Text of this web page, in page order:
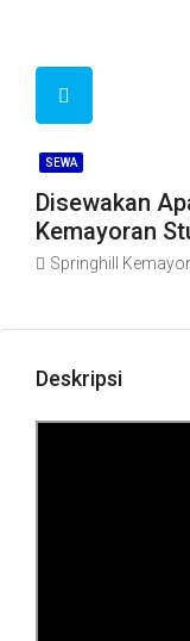
SEWA
Disewakan
Kemayoran
Springhill
Deskripsi